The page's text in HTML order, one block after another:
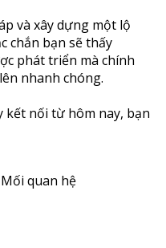
và xây dựng một lộ
chắn bạn sẽ thấy
phát triển mà chính
nhanh chóng.
kết nối từ hôm nay, bạn
Mối quan hệ